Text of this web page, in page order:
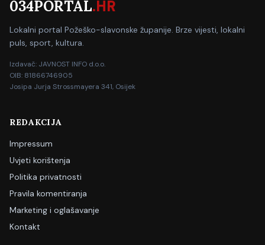
034PORTAL.HR
Lokalni portal Požeško-slavonske županije. Brze vijesti, lokalni
puls, sport, kultura.
Izdavač: JAVNOST INFO d.o.o.
OIB: 81866746905
Josipa Jurja Strossmayera 341, Osijek
REDAKCIJA
Impressum
Uvjeti korištenja
Politika privatnosti
Pravila komentiranja
Marketing i oglašavanje
Kontakt